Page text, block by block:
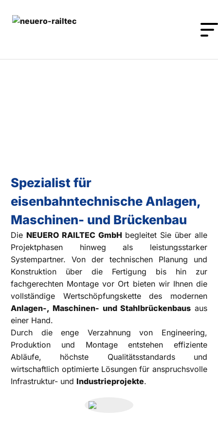
Spezialist für
eisenbahntechnische Anlagen,
Maschinen- und Brückenbau
Die NEUERO RAILTEC GmbH begleitet Sie über alle
Projektphasen hinweg als leistungsstarker
Systempartner. Von der technischen Planung und
Konstruktion über die Fertigung bis hin zur
fachgerechten Montage vor Ort bieten wir Ihnen die
vollständige Wertschöpfungskette des modernen
Anlagen-, Maschinen- und Stahlbrückenbaus aus
einer Hand.
Durch die enge Verzahnung von Engineering,
Produktion und Montage entstehen effiziente
Abläufe, höchste Qualitätsstandards und
wirtschaftlich optimierte Lösungen für anspruchsvolle
Infrastruktur- und Industrieprojekte.